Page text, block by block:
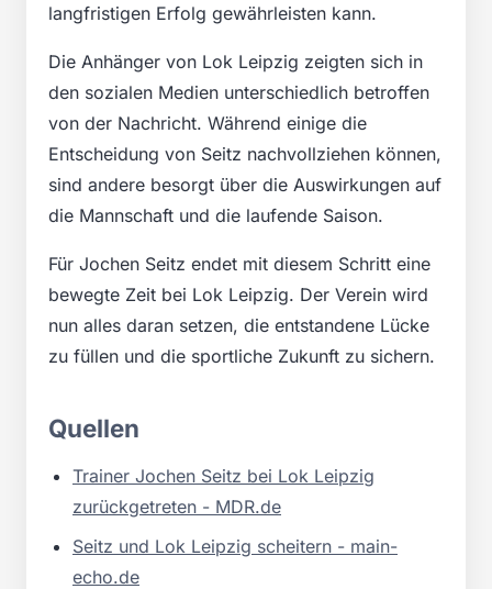
langfristigen Erfolg gewährleisten kann.
Die Anhänger von Lok Leipzig zeigten sich in
den sozialen Medien unterschiedlich betroffen
von der Nachricht. Während einige die
Entscheidung von Seitz nachvollziehen können,
sind andere besorgt über die Auswirkungen auf
die Mannschaft und die laufende Saison.
Für Jochen Seitz endet mit diesem Schritt eine
bewegte Zeit bei Lok Leipzig. Der Verein wird
nun alles daran setzen, die entstandene Lücke
zu füllen und die sportliche Zukunft zu sichern.
Quellen
Trainer Jochen Seitz bei Lok Leipzig
zurückgetreten - MDR.de
Seitz und Lok Leipzig scheitern - main-
echo.de